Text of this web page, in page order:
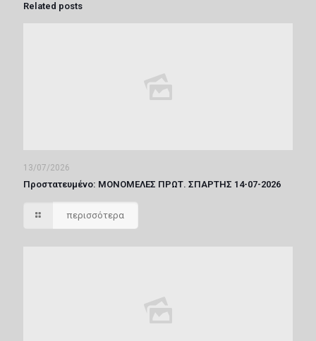
Related posts
13/07/2026
Πρoστατευμένο: ΜΟΝΟΜΕΛΕΣ ΠΡΩΤ. ΣΠΑΡΤΗΣ 14-07-2026
περισσότερα